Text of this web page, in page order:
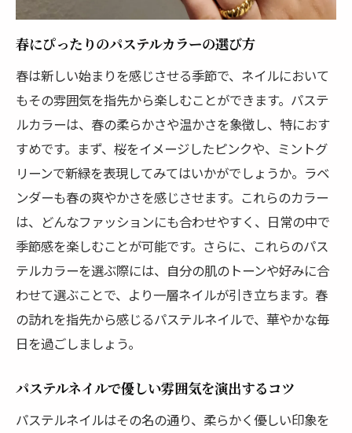
仕事でも学校でも楽しめる！シーン別スプリン
グネイルの選び方
学校でも目立ちすぎないデザイン選び
シンプルだけどおしゃれなネイルアイデア
忙しい朝にぴったりな時短ネイル
シーン別カラー選びのポイント
イベントに合わせたネイルの工夫
トレンドを掴む！今季のスプリングネイルキー
ワード
2024年春のネイルトレンドを先取り
話題のネイルデザインテクニック
季節感を感じさせる新しいパターン
キーワードを知ってトレンドを活かす
ネイルアートの新たな可能性を探る
春にぴったりのパステルカラーの選び方
春は新しい始まりを感じさせる季節で、ネイルにおいて
もその雰囲気を指先から楽しむことができます。パステ
ルカラーは、春の柔らかさや温かさを象徴し、特におす
すめです。まず、桜をイメージしたピンクや、ミントグ
リーンで新緑を表現してみてはいかがでしょうか。ラベ
ンダーも春の爽やかさを感じさせます。これらのカラー
は、どんなファッションにも合わせやすく、日常の中で
季節感を楽しむことが可能です。さらに、これらのパス
テルカラーを選ぶ際には、自分の肌のトーンや好みに合
わせて選ぶことで、より一層ネイルが引き立ちます。春
の訪れを指先から感じるパステルネイルで、華やかな毎
日を過ごしましょう。
パステルネイルで優しい雰囲気を演出するコツ
パステルネイルはその名の通り、柔らかく優しい印象を